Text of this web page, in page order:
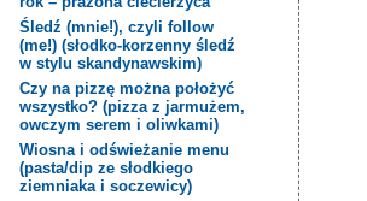
Śledź (mnie!), czyli follow
(me!) (słodko-korzenny śledź
w stylu skandynawskim)
Czy na pizzę można położyć
wszystko? (pizza z jarmużem,
owczym serem i oliwkami)
Wiosna i odświeżanie menu
(pasta/dip ze słodkiego
ziemniaka i soczewicy)